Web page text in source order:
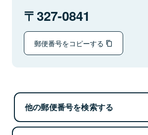
327-0841
郵便番号をコピーする
他の郵便番号を検索する